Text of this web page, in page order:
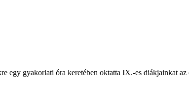
egy gyakorlati óra keretében oktatta IX.-es diákjainkat